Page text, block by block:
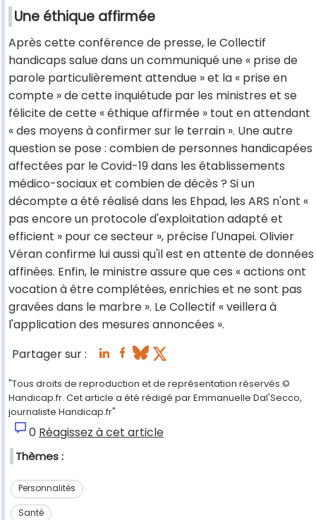
Une éthique affirmée
Après cette conférence de presse, le Collectif
handicaps salue dans un communiqué une « prise de
parole particulièrement attendue » et la « prise en
compte » de cette inquiétude par les ministres et se
félicite de cette « éthique affirmée » tout en attendant
« des moyens à confirmer sur le terrain ». Une autre
question se pose : combien de personnes handicapées
affectées par le Covid-19 dans les établissements
médico-sociaux et combien de décès ? Si un
décompte a été réalisé dans les Ehpad, les ARS n'ont «
pas encore un protocole d'exploitation adapté et
efficient » pour ce secteur », précise l'Unapei. Olivier
Véran confirme lui aussi qu'il est en attente de données
affinées. Enfin, le ministre assure que ces « actions ont
vocation à être complétées, enrichies et ne sont pas
gravées dans le marbre ». Le Collectif « veillera à
l'application des mesures annoncées ».
Partager sur :
"Tous droits de reproduction et de représentation réservés.©
Handicap.fr. Cet article a été rédigé par Emmanuelle Dal'Secco,
journaliste Handicap.fr"
0 Réagissez à cet article
Thèmes :
Personnalités
Santé